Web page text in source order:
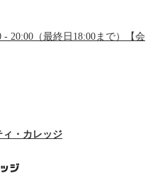
- 20:00（最終日18:00まで）【会
ィ・カレッジ